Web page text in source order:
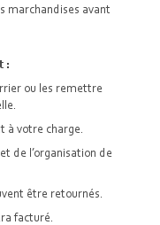
marchandises avant
:
ou les remettre
à votre charge.
de l’organisation de
être retournés.
facturé.